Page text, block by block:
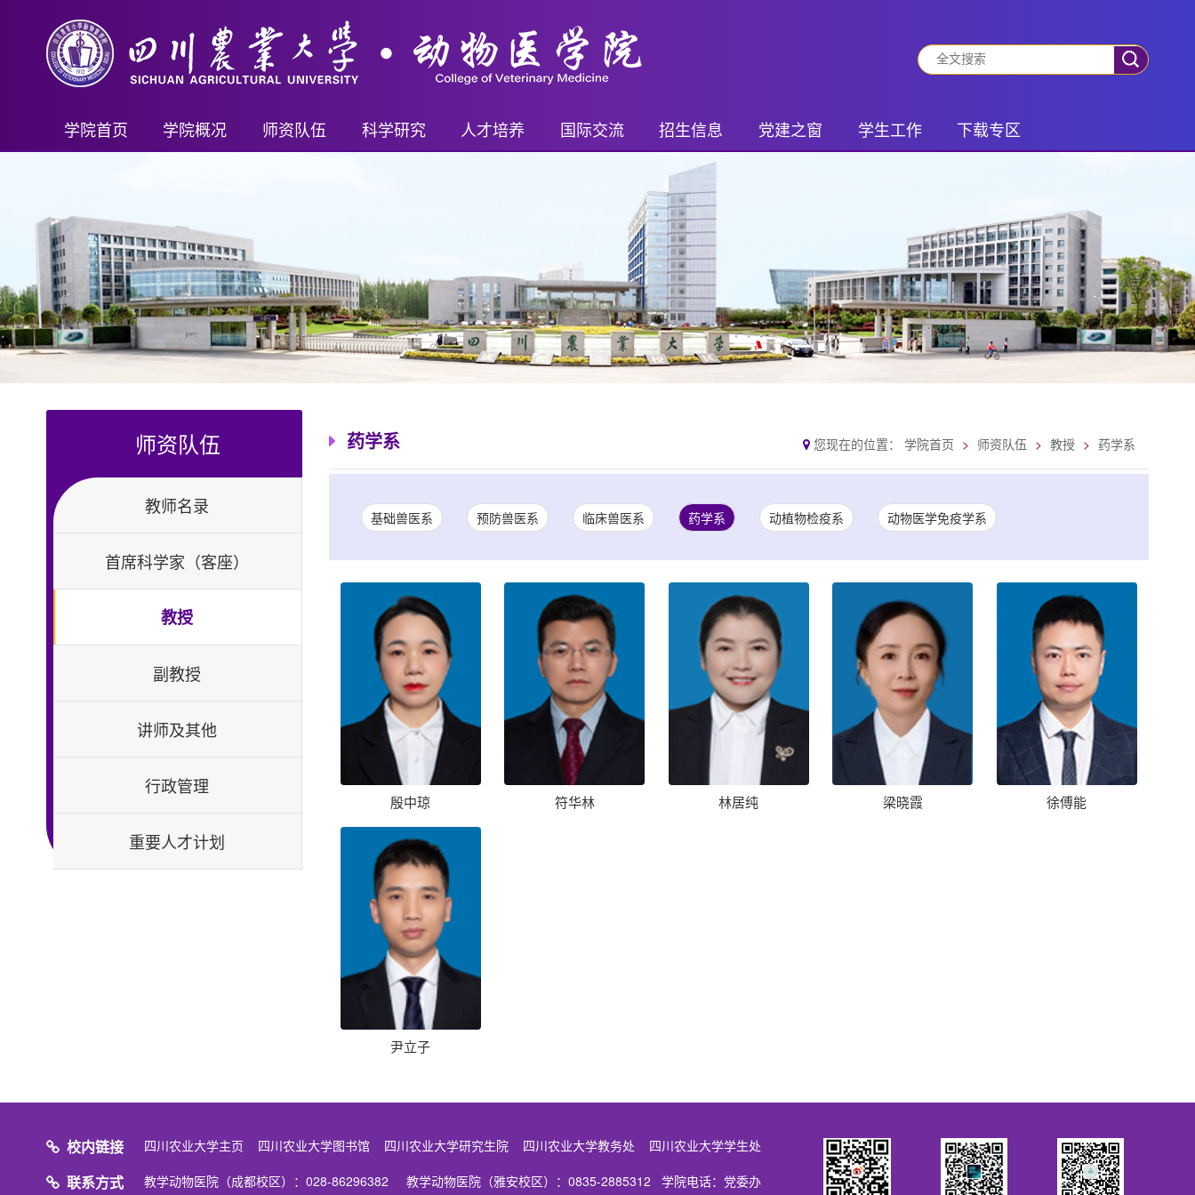
学院首页 学院概况
机构设置
学院制度
师资队伍
副教授
讲师及其他
行政管理
科学研究
教学成果奖励
新兽药证书
人才培养
博士后
国际交流
留学生奖学金
外籍教师
招生信息
继续教育招生
本科生招生
研究生招生
博士后招生
党建之窗
青年先锋队
教工之家
学生工作
社会实践
学生管理
研究生活动
下载专区
师资队伍
教师名录
首席科学家（客座）
教授
副教授
讲师及其他
行政管理
重要人才计划
药学系 您现在的位置： 学院首页 师资队伍 教授 药学系
基础兽医系 预防兽医系 临床兽医系 药学系 动植物检疫系 动物医学免疫学系
殷中琼 符华林 林居纯 梁晓霞 徐傅能
尹立子
校内链接 四川农业大学主页 四川农业大学图书馆 四川农业大学研究生院 四川农业大学教务处 四川农业大学学生处
联系方式 教学动物医院（成都校区）：028-86296382 教学动物医院（雅安校区）：0835-2885312 学院电话：党委办